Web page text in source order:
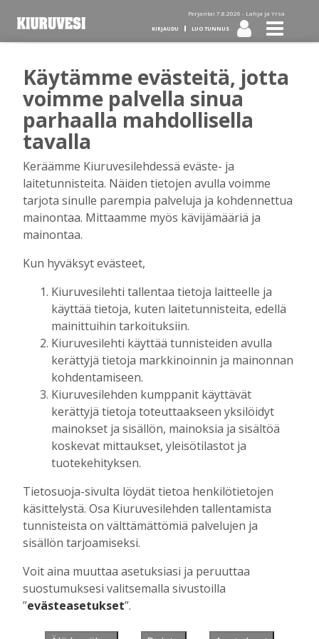
Perjantai 7.8.2026 - Lahja ja Yrsa
KIRJAUDU LUO TUNNUS
Tilaa Kiuruvesi-lehti diginä
tai kotiinkannettuna!
Kirjaudu
Sähköposti
Salasana
Muista minut
Unohtuiko salasana?
se tästä.
Käyntiosoite :
Kiuruvesi Lehti oy
Niemistenkatu 4
Kiuruvesi
Käytämme evästeitä, jotta
voimme palvella sinua
parhaalla mahdollisella
tavalla
Keräämme Kiuruvesilehdessä eväste- ja
laitetunnisteita. Näiden tietojen avulla voimme
tarjota sinulle parempia palveluja ja kohdennettua
mainontaa. Mittaamme myös kävijämääriä ja
mainontaa.
Kun hyväksyt evästeet,
Kiuruvesilehti tallentaa tietoja laitteelle ja
käyttää tietoja, kuten laitetunnisteita, edellä
mainittuihin tarkoituksiin.
Kiuruvesilehti käyttää tunnisteiden avulla
kerättyjä tietoja markkinoinnin ja mainonnan
kohdentamiseen.
Kiuruvesilehden kumppanit käyttävät
kerättyjä tietoja toteuttaakseen yksilöidyt
mainokset ja sisällön, mainoksia ja sisältöä
koskevat mittaukset, yleisötilastot ja
tuotekehityksen.
Tietosuoja-sivulta löydät tietoa henkilötietojen
käsittelystä. Osa Kiuruvesilehden tallentamista
tunnisteista on välttämättömiä palvelujen ja
sisällön tarjoamiseksi.
Voit aina muuttaa asetuksiasi ja peruuttaa
suostumuksesi valitsemalla sivustoilla
”evästeasetukset”.